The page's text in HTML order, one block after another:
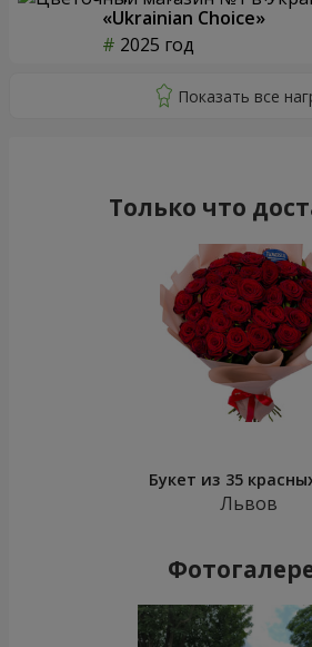
«Ukrainian Choice»
2025 год
Только что
Букет из 35
Львов